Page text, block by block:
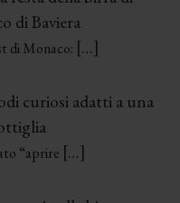
di Baviera
di Monaco: […]
curiosi adatti a una
“aprire […]